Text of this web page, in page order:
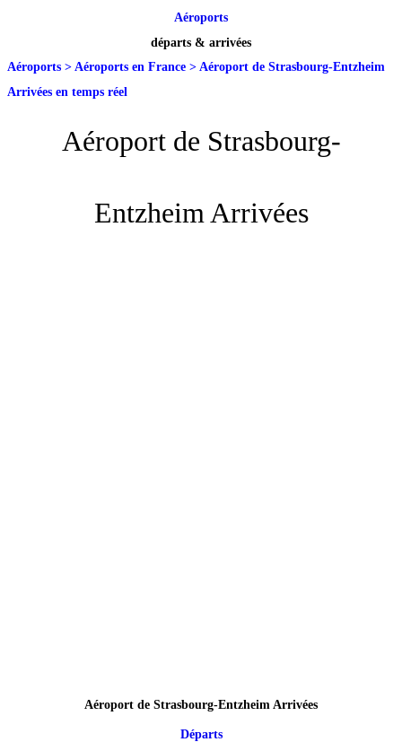
Aéroports
départs & arrivées
Aéroports > Aéroports en France > Aéroport de Strasbourg-Entzheim
Arrivées en temps réel
Aéroport de Strasbourg-
Entzheim Arrivées
Aéroport de Strasbourg-Entzheim Arrivées
Départs